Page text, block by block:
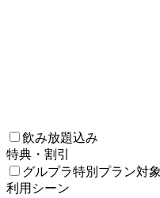
飲み放題込み
特典・割引
グルプラ特別プラン対象
利用シーン